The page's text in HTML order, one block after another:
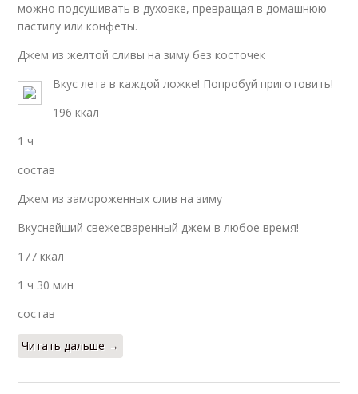
можно подсушивать в духовке, превращая в домашнюю
пастилу или конфеты.
Джем из желтой сливы на зиму без косточек
Вкус лета в каждой ложке! Попробуй приготовить!
196 ккал
1 ч
состав
Джем из замороженных слив на зиму
Вкуснейший свежесваренный джем в любое время!
177 ккал
1 ч 30 мин
состав
Читать дальше →